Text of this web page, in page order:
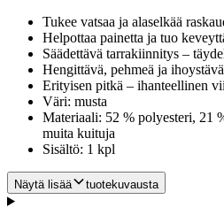
Tukee vatsaa ja alaselkää
Helpottaa painetta ja tuo
Säädettävä tarrakiinnitys –
Hengittävä, pehmeä ja
Erityisen pitkä – ihanteellinen
Väri: musta
Materiaali: 52 % polyesteri, 21
muita kuituja
Sisältö: 1 kpl
Näytä lisää tuotekuvausta